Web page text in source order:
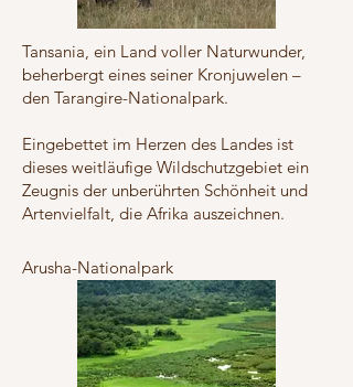
Tansania, ein Land voller Naturwunder,
beherbergt eines seiner Kronjuwelen –
den Tarangire-Nationalpark.
Eingebettet im Herzen des Landes ist
dieses weitläufige Wildschutzgebiet ein
Zeugnis der unberührten Schönheit und
Artenvielfalt, die Afrika auszeichnen.
Arusha-Nationalpark